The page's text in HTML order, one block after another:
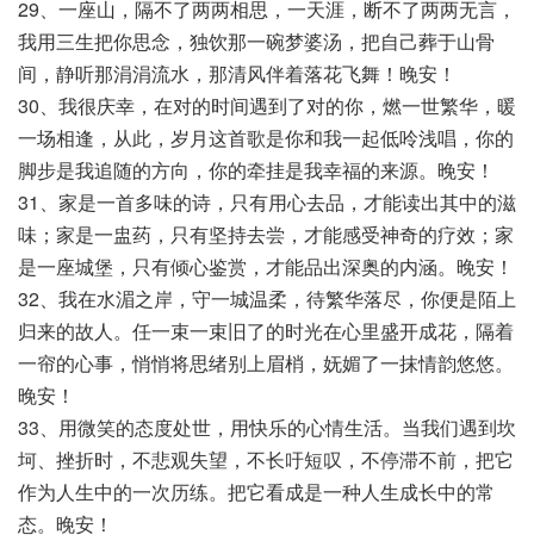
29、一座山，隔不了两两相思，一天涯，断不了两两无言，
我用三生把你思念，独饮那一碗梦婆汤，把自己葬于山骨
间，静听那涓涓流水，那清风伴着落花飞舞！晚安！
30、我很庆幸，在对的时间遇到了对的你，燃一世繁华，暖
一场相逢，从此，岁月这首歌是你和我一起低呤浅唱，你的
脚步是我追随的方向，你的牵挂是我幸福的来源。晚安！
31、家是一首多味的诗，只有用心去品，才能读出其中的滋
味；家是一盅药，只有坚持去尝，才能感受神奇的疗效；家
是一座城堡，只有倾心鉴赏，才能品出深奥的内涵。晚安！
32、我在水湄之岸，守一城温柔，待繁华落尽，你便是陌上
归来的故人。任一束一束旧了的时光在心里盛开成花，隔着
一帘的心事，悄悄将思绪别上眉梢，妩媚了一抹情韵悠悠。
晚安！
33、用微笑的态度处世，用快乐的心情生活。当我们遇到坎
坷、挫折时，不悲观失望，不长吁短叹，不停滞不前，把它
作为人生中的一次历练。把它看成是一种人生成长中的常
态。晚安！